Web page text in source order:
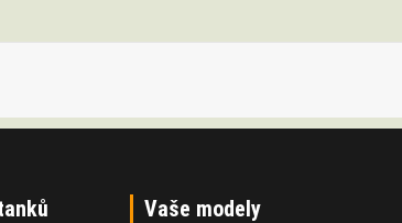
Vaše modely